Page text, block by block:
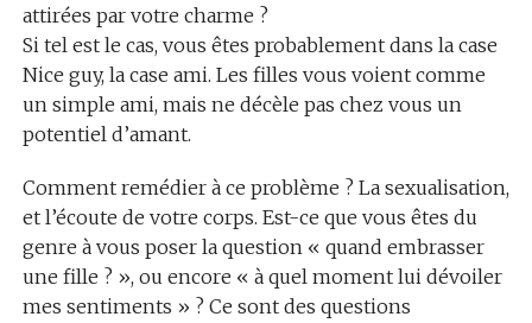
attirées par votre charme ?
Si tel est le cas, vous êtes probablement dans la case
Nice guy, la case ami. Les filles vous voient comme
un simple ami, mais ne décèle pas chez vous un
potentiel d’amant.
Comment remédier à ce problème ? La sexualisation,
et l’écoute de votre corps. Est-ce que vous êtes du
genre à vous poser la question « quand embrasser
une fille ? », ou encore « à quel moment lui dévoiler
mes sentiments » ? Ce sont des questions